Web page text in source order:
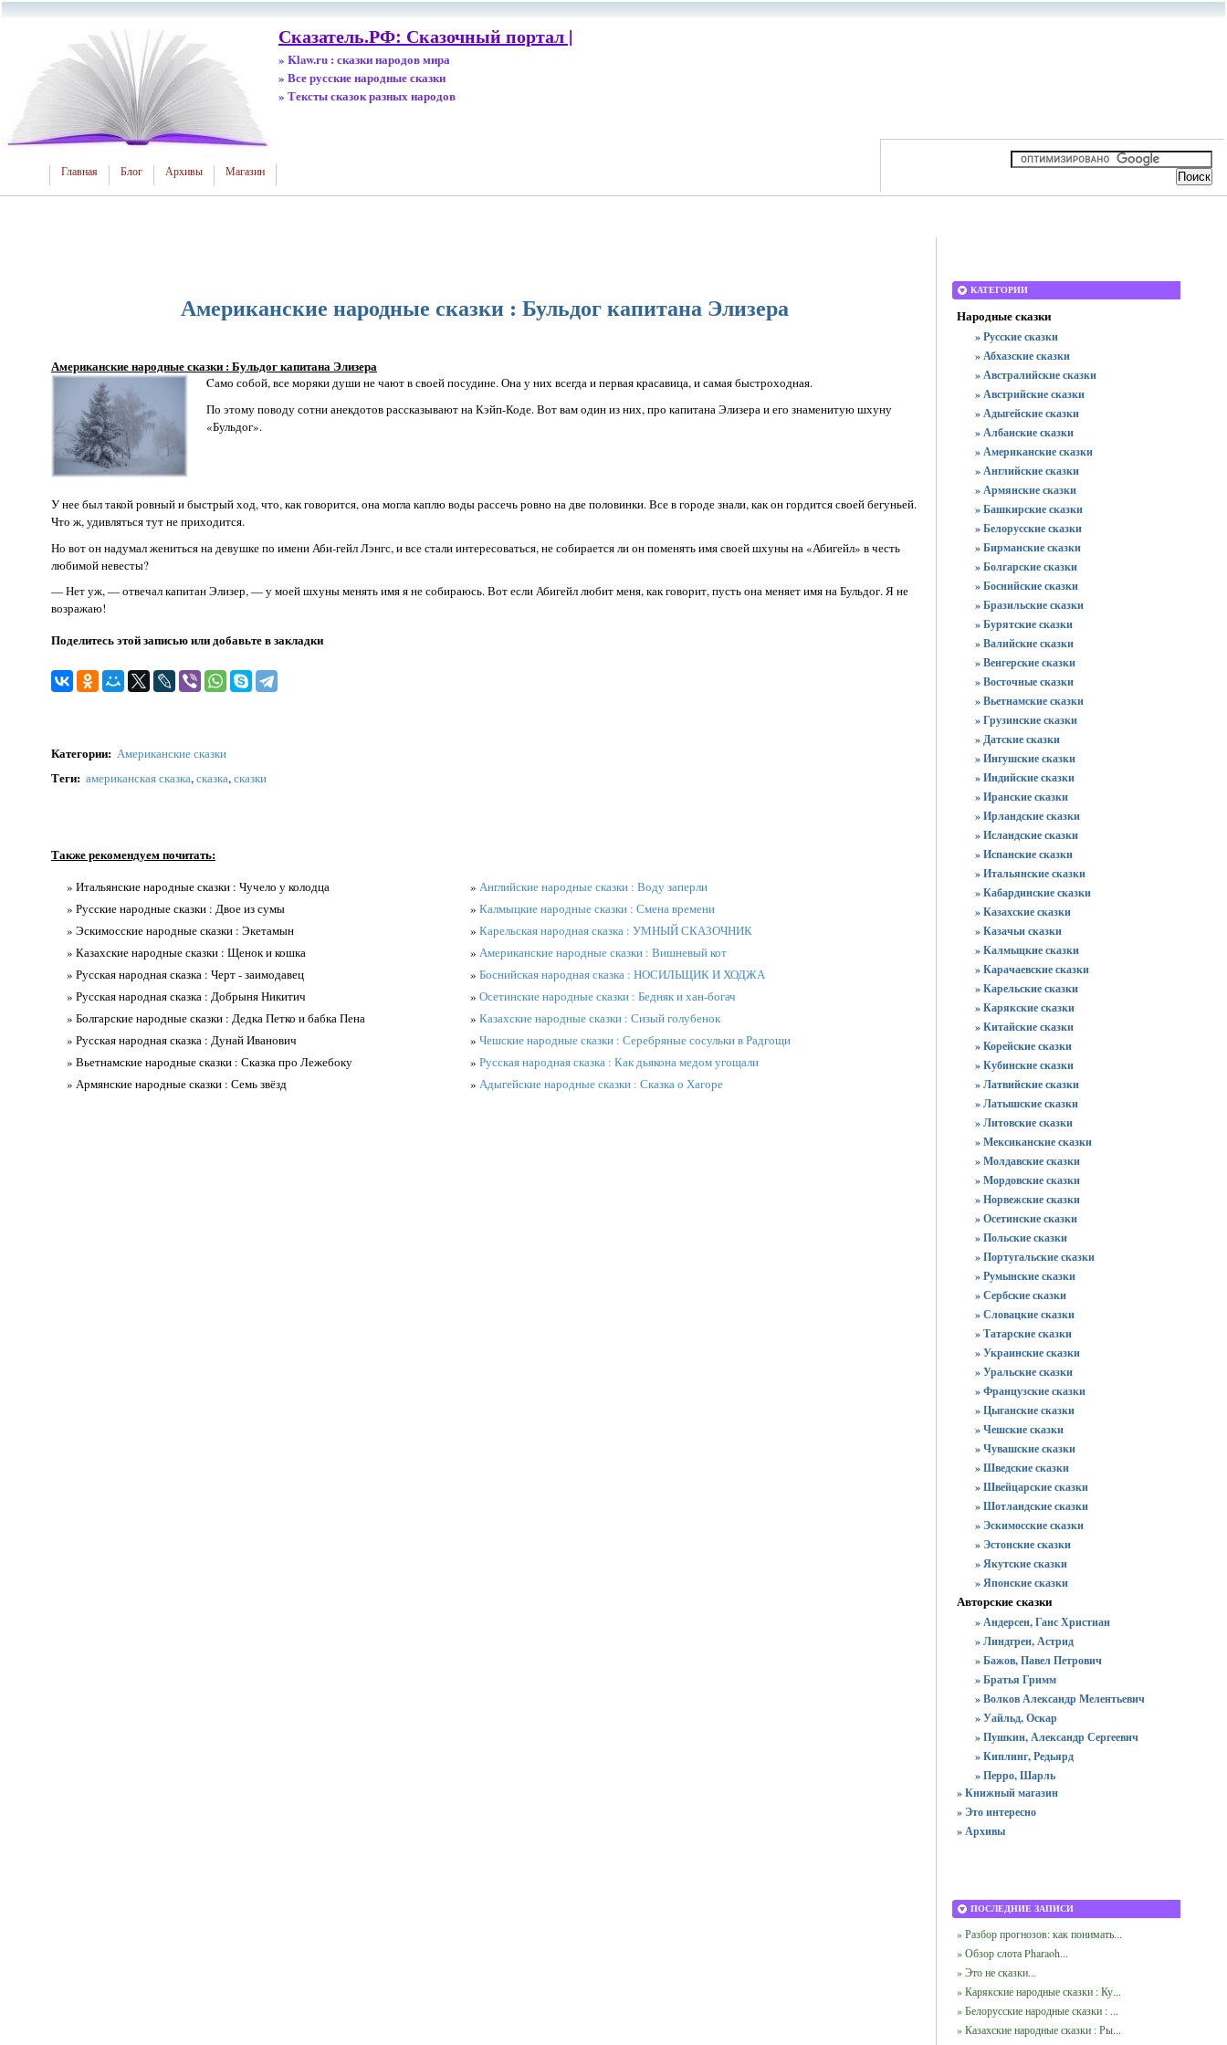
Сказатель.РФ: Сказочный портал |
» Klaw.ru : сказки народов мира
» Все русские народные сказки
» Тексты сказок разных народов
Главная Блог Архивы Магазин
Американские народные сказки : Бульдог капитана Элизера
Американские народные сказки : Бульдог капитана Элизера
Cамо собой, все моряки души не чают в своей посудине. Она у них всегда и первая красавица, и самая быстроходная.
По этому поводу сотни анекдотов рассказывают на Кэйп-Коде. Вот вам один из них, про капитана Элизера и его знаменитую шхуну
«Бульдог».
У нее был такой ровный и быстрый ход, что, как говорится, она могла каплю воды рассечь ровно на две половинки. Все в городе знали, как он гордится своей бегуньей.
Что ж, удивляться тут не приходится.
Но вот он надумал жениться на девушке по имени Аби-гейл Лэнгс, и все стали интересоваться, не собирается ли он поменять имя своей шхуны на «Абигейл» в честь
любимой невесты?
— Нет уж, — отвечал капитан Элизер, — у моей шхуны менять имя я не собираюсь. Вот если Абигейл любит меня, как говорит, пусть она меняет имя на Бульдог. Я не
возражаю!
Поделитесь этой записью или добавьте в закладки
Категории: Американские сказки
Теги: американская сказка, сказка, сказки
Также рекомендуем почитать:
» Итальянские народные сказки : Чучело у колодца
» Русские народные сказки : Двое из сумы
» Эскимосские народные сказки : Экетамын
» Казахские народные сказки : Щенок и кошка
» Русская народная сказка : Черт - заимодавец
» Русская народная сказка : Добрыня Никитич
» Болгарские народные сказки : Дедка Петко и бабка Пена
» Русская народная сказка : Дунай Иванович
» Вьетнамские народные сказки : Сказка про Лежебоку
» Армянские народные сказки : Семь звёзд
» Английские народные сказки : Воду заперли
» Калмыцкие народные сказки : Смена времени
» Карельская народная сказка : УМНЫЙ СКАЗОЧНИК
» Американские народные сказки : Вишневый кот
» Боснийская народная сказка : НОСИЛЬЩИК И ХОДЖА
» Осетинские народные сказки : Бедняк и хан-богач
» Казахские народные сказки : Сизый голубенок
» Чешские народные сказки : Серебряные сосульки в Радгощи
» Русская народная сказка : Как дьякона медом угощали
» Адыгейские народные сказки : Сказка о Хагоре
КАТЕГОРИИ
Народные сказки
» Русские сказки
» Абхазские сказки
» Австралийские сказки
» Австрийские сказки
» Адыгейские сказки
» Албанские сказки
» Американские сказки
» Английские сказки
» Армянские сказки
» Башкирские сказки
» Белорусские сказки
» Бирманские сказки
» Болгарские сказки
» Боснийские сказки
» Бразильские сказки
» Бурятские сказки
» Валийские сказки
» Венгерские сказки
» Восточные сказки
» Вьетнамские сказки
» Грузинские сказки
» Датские сказки
» Ингушские сказки
» Индийские сказки
» Иранские сказки
» Ирландские сказки
» Исландские сказки
» Испанские сказки
» Итальянские сказки
» Кабардинские сказки
» Казахские сказки
» Казачьи сказки
» Калмыцкие сказки
» Карачаевские сказки
» Карельские сказки
» Карякские сказки
» Китайские сказки
» Корейские сказки
» Кубинские сказки
» Латвийские сказки
» Латышские сказки
» Литовские сказки
» Мексиканские сказки
» Молдавские сказки
» Мордовские сказки
» Норвежские сказки
» Осетинские сказки
» Польские сказки
» Португальские сказки
» Румынские сказки
» Сербские сказки
» Словацкие сказки
» Татарские сказки
» Украинские сказки
» Уральские сказки
» Французские сказки
» Цыганские сказки
» Чешские сказки
» Чувашские сказки
» Шведские сказки
» Швейцарские сказки
» Шотландские сказки
» Эскимосские сказки
» Эстонские сказки
» Якутские сказки
» Японские сказки
Авторские сказки
» Андерсен, Ганс Христиан
» Линдгрен, Астрид
» Бажов, Павел Петрович
» Братья Гримм
» Волков Александр Мелентьевич
» Уайльд, Оскар
» Пушкин, Александр Сергеевич
» Киплинг, Редьярд
» Перро, Шарль
» Книжный магазин
» Это интересно
» Архивы
ПОСЛЕДНИЕ ЗАПИСИ
» Разбор прогнозов: как понимать...
» Обзор слота Pharaoh...
» Это не сказки...
» Карякские народные сказки : Ку...
» Белорусские народные сказки : ...
» Казахские народные сказки : Ры...